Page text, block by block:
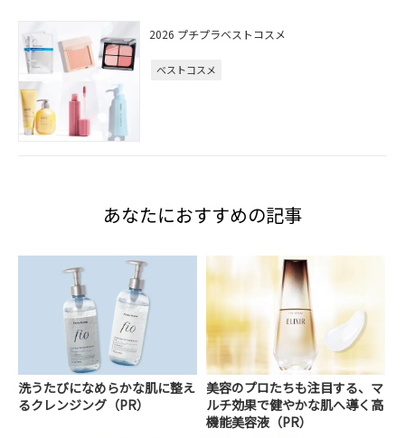
2026 プチプラベストコスメ
ベストコスメ
あなたにおすすめの記事
洗うたびになめらかな肌に整え
るクレンジング（PR）
美容のプロたちも注目する、マ
ルチ効果で健やかな肌へ導く高
機能美容液（PR）